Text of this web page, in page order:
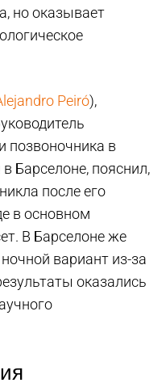
но оказывает
Peiró),
позвоночника в
Барселоне, пояснил,
после его
в основном
В Барселоне же
вариант из-за
оказались